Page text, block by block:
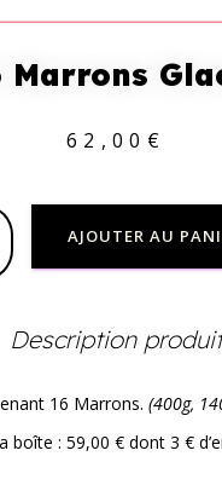
Marrons
62,00 €
AJOUTER AU
Description produit
16 Marrons. (400g,
boîte : 59,00 € dont 3 €